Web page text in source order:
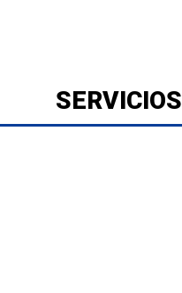
SERVICIOS